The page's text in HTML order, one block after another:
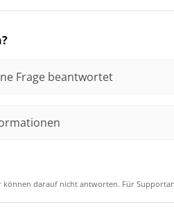
Frage beantwortet
können darauf nicht antworten. Für